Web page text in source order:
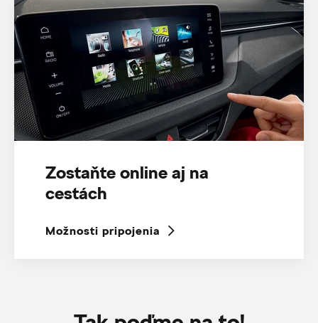
Zostaňte online aj na
cestách
Možnosti pripojenia